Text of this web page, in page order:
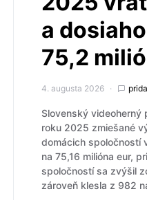
a
75,2
4. augusta 2026
Slovenský videoherný
roku 2025 zmiešané
domácich spoločností
na 75,16 milióna eur,
spoločností sa zvýšil
zároveň klesla z 982